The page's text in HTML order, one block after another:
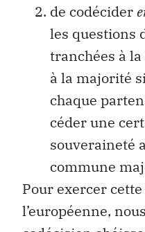
de codécider
les questions
tranchées à
à la majorité
chaque
céder une
souveraineté
commune
Pour exercer
l’européenne,